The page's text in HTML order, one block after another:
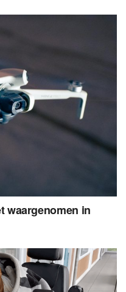
waargenomen in